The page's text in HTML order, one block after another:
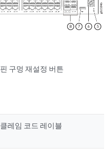
핀 구멍 재설정 버튼
클레임 코드 레이블